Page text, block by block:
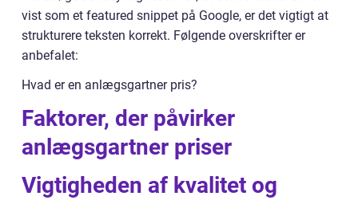
vist som et featured snippet på Google, er det vigtigt at
strukturere teksten korrekt. Følgende overskrifter er
anbefalet:
Hvad er en anlægsgartner pris?
Faktorer, der påvirker
anlægsgartner priser
Vigtigheden af kvalitet og